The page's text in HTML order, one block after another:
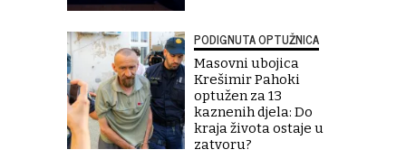
PODIGNUTA OPTUŽNICA
Masovni ubojica
Krešimir Pahoki
optužen za 13
kaznenih djela: Do
kraja života ostaje u
zatvoru?